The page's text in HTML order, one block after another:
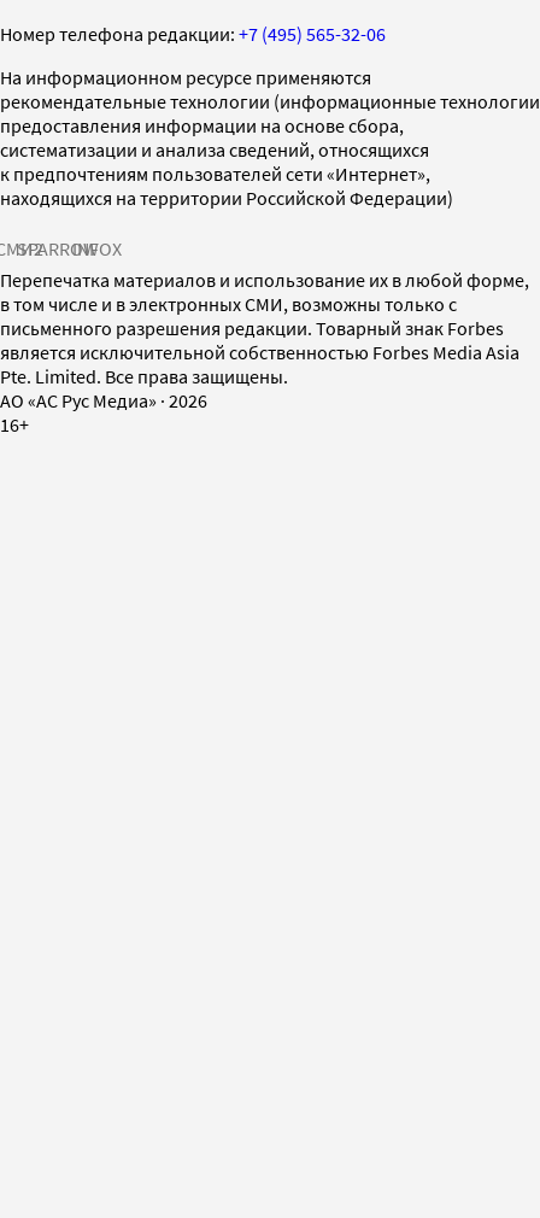
Номер телефона редакции: +7 (495) 565-32-06
На информационном ресурсе применяются
рекомендательные технологии (информационные технологии
предоставления информации на основе сбора,
систематизации и анализа сведений, относящихся
к предпочтениям пользователей сети «Интернет»,
находящихся на территории Российской Федерации)
SPARROWINFOX
Перепечатка материалов и использование их в любой форме,
в том числе и в электронных СМИ, возможны только с
письменного разрешения редакции. Товарный знак Forbes
является исключительной собственностью Forbes Media Asia
Pte. Limited. Все права защищены.
AO «АС Рус Медиа» · 2026
16+